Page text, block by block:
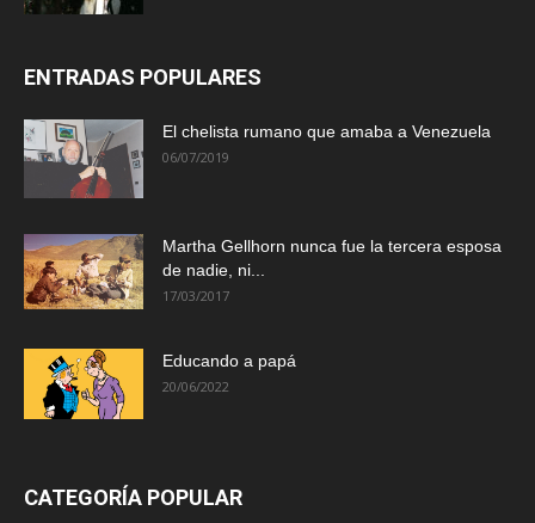
ENTRADAS POPULARES
El chelista rumano que amaba a Venezuela
06/07/2019
Martha Gellhorn nunca fue la tercera esposa
de nadie, ni...
17/03/2017
Educando a papá
20/06/2022
CATEGORÍA POPULAR